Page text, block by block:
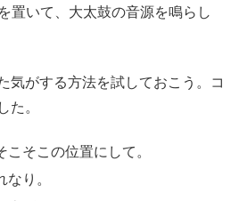
置いて、大太鼓の音源を鳴らし
気がする方法を試しておこう。コ
た。
こそこの位置にして。
り。